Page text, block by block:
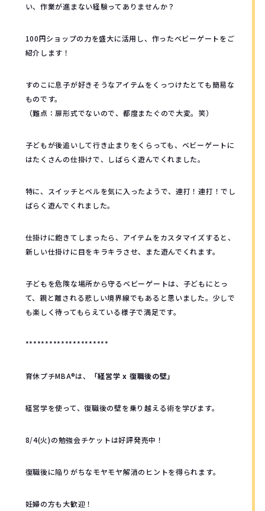
い、作業が進まない経験ってありませんか？
100円ショップの力を盛大に活用し、作ったベビーゲートをご
紹介します！
すのこに息子が好きそうなアイテムをくっつけたとても簡易な
ものです。
（難点：扉形式でないので、都度またぐので大変。笑）
子どもが後追いして行き止まりをくらっても、ベビーゲートに
はたくさんの仕掛けで、しばらく遊んでくれました。
特に、スイッチとベルを気に入ったようで、連打！連打！でし
ばらく遊んでくれました。
仕掛けに飽きてしまったら、アイテムをカスタマイズすると、
新しい仕掛けに目をキラキラさせ、また遊んでくれます。
子どもを危険な場所から守るベビーゲートは、子どもにとっ
て、親と離される悲しい境界線でもあると思いました。少しで
も楽しく待ってもらえている様子で満足です。
*********************
育休プチMBA®︎は、 「経営学 x 復職後の壁」
経営学を使って、復職後の壁を乗り越える術を学びます。
8/4(火)の勉強会チケットは好評発売中！
復職後に陥りがちなモヤモヤ解消のヒントを得られます。
妊婦の方も大歓迎！